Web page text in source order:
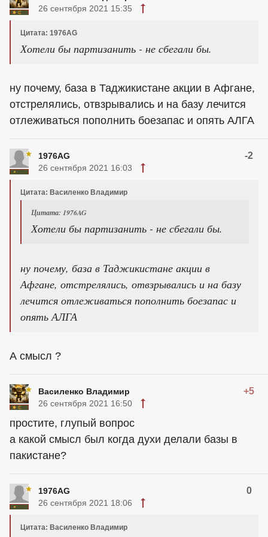
26 сентября 2021 15:35
Цитата: 1976AG
Хотели бы партизанить - не сбегали бы.
ну почему, база в Таджикистане акции в Афгане,
отстрелялись, отвзрывались и на базу лечится
отлеживаться пополнить боезапас и опять АЛГА
1976AG -2
26 сентября 2021 16:03
Цитата: Василенко Владимир
Цитата: 1976AG
Хотели бы партизанить - не сбегали бы.
ну почему, база в Таджикистане акции в
Афгане, отстрелялись, отвзрывались и на базу
лечится отлеживаться пополнить боезапас и
опять АЛГА
А смысл ?
Василенко Владимир +5
26 сентября 2021 16:50
простите, глупый вопрос
а какой смысл был когда духи делали базы в
пакистане?
1976AG 0
26 сентября 2021 18:06
Цитата: Василенко Владимир